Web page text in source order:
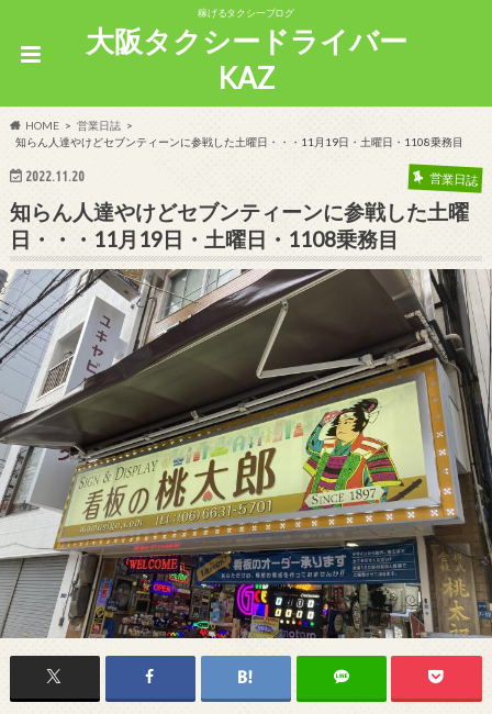
稼げるタクシーブログ
大阪タクシードライバー
KAZ
HOME
営業日誌
知らん人達やけどセブンティーンに参戦した土曜日・・・11月19日・土曜日・1108乗務目
2022.11.20 営業日誌
知らん人達やけどセブンティーンに参戦した土曜
日・・・11月19日・土曜日・1108乗務目